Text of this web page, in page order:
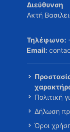
Διεύθυνση
Ακτή
Τηλέφωνο:
Email:
Πολιτική
Δήλωση
Όροι